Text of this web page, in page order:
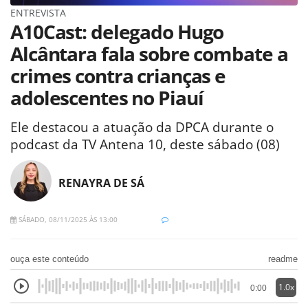
ENTREVISTA
A10Cast: delegado Hugo
Alcântara fala sobre combate a
crimes contra crianças e
adolescentes no Piauí
Ele destacou a atuação da DPCA durante o
podcast da TV Antena 10, deste sábado (08)
RENAYRA DE SÁ
SÁBADO, 08/11/2025 ÀS 13:00
ouça este conteúdo readme
0:00 1.0x